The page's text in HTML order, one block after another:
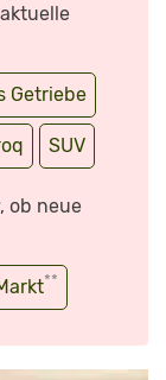
Getriebe
SUV
, ob neue
**